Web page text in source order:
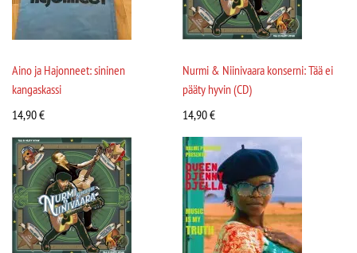
Aino ja Hajonneet: sininen
kangaskassi
14,90€
Nurmi & Niinivaara konserni: Tää ei
pääty hyvin (CD)
14,90€